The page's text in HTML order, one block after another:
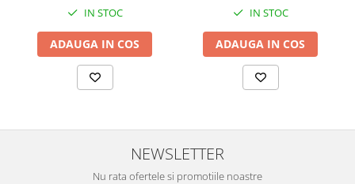
IN STOC
ADAUGA IN COS
IN STOC
ADAUGA IN COS
NEWSLETTER
Nu rata ofertele si promotiile noastre